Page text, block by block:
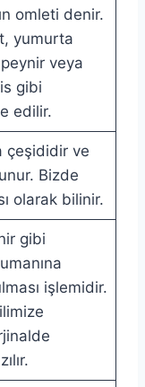
omleti denir.
yumurta
veya
gibi
edilir.
çeşididir ve
Bizde
olarak bilinir.
gibi
işlemidir.